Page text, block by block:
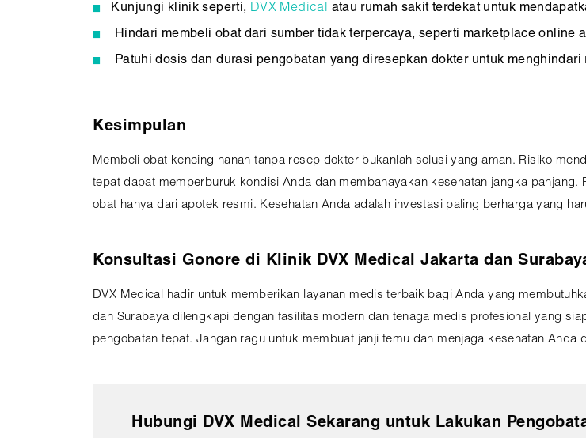
Kunjungi klinik seperti, DVX Medical atau rumah sakit terdekat untuk
Hindari membeli obat dari sumber tidak terpercaya, seperti marketplace online
Patuhi dosis dan durasi pengobatan yang diresepkan dokter untuk
Kesimpulan
Membeli obat kencing nanah tanpa resep dokter bukanlah solusi yang aman. Risiko
tepat dapat memperburuk kondisi Anda dan membahayakan kesehatan jangka
obat hanya dari apotek resmi. Kesehatan Anda adalah investasi paling berharga yang
Konsultasi Gonore di Klinik DVX Medical Jakarta dan
DVX Medical hadir untuk memberikan layanan medis terbaik bagi Anda yang
dan Surabaya dilengkapi dengan fasilitas modern dan tenaga medis profesional yang
pengobatan tepat. Jangan ragu untuk membuat janji temu dan menjaga kesehatan Anda
Hubungi DVX Medical Sekarang untuk Lakukan